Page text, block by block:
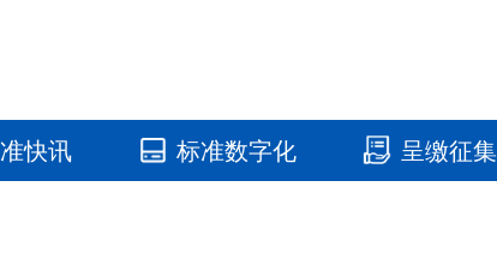
快讯 标准数字化 呈缴征集